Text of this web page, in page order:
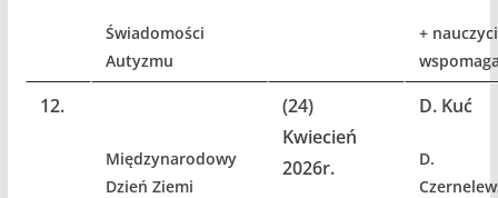
Świadomości
Autyzmu
+
12.
Międzynarodowy
Dzień Ziemi
(24)
Kwiecień
2026r.
D. Kuć
D.